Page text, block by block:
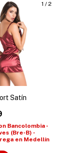
1 / 2
Satín
Bancolombia -
(Bre-B) -
en Medellín